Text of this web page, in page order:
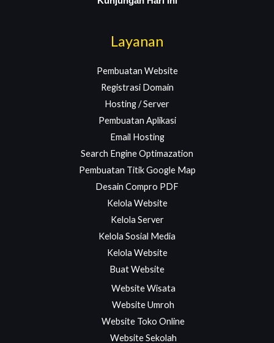
Layanan
Pembuatan Website
Registrasi Domain
Hosting / Server
Pembuatan Aplikasi
Email Hosting
Search Engine Optimazation
Pembuatan Titik Google Map
Desain Compro PDF
Kelola Website
Kelola Server
Kelola Sosial Media
Kelola Website
Buat Website
Website Wisata
Website Umroh
Website Toko Online
Website Sekolah